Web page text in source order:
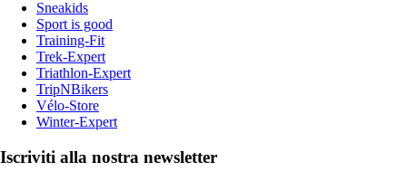
Sneakids
Sport is good
Training-Fit
Trek-Expert
Triathlon-Expert
TripNBikers
Vélo-Store
Winter-Expert
Iscriviti alla nostra newsletter